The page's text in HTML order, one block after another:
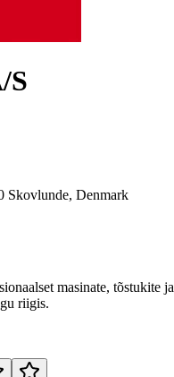
S
Skovlunde, Denmark
masinate, tõstukite ja
riigis.